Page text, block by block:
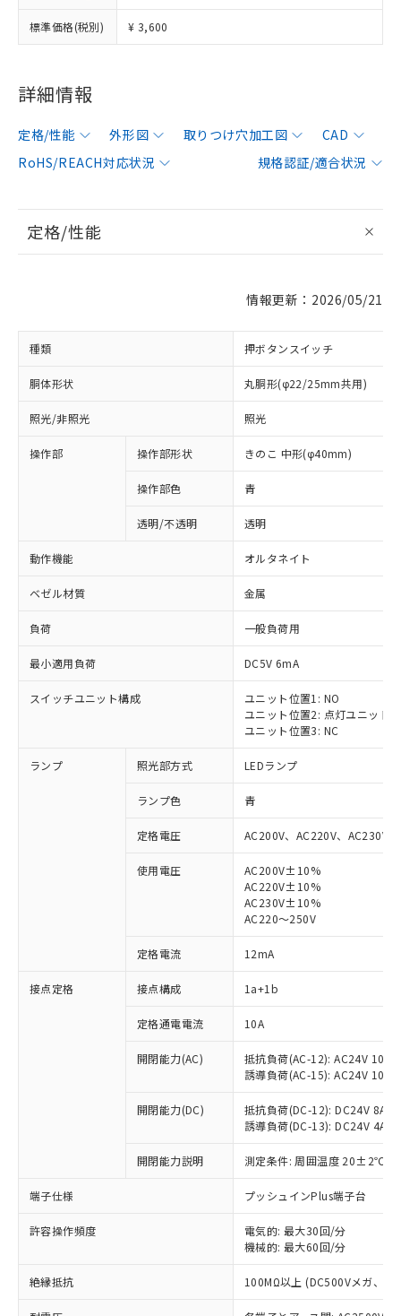
標準価格(税別) ¥ 3,600
詳細情報
定格/性能 外形図 取りつけ穴加工図
CAD
RoHS/REACH対応状況
規格認証/適合状況
定格/性能
情報更新：2026/05/21
種類 押ボタンスイッチ
胴体形状 丸胴形(φ22/25mm共用)
照光/非照光 照光
操作部 操作部形状 きのこ 中形(φ40mm)
操作部色 青
透明/不透明 透明
動作機能 オルタネイト
ベゼル材質 金属
負荷 一般負荷用
最小適用負荷 DC5V 6mA
スイッチユニット構成
ユニット位置1: NO
ユニット位置2: 点灯ユニット
ユニット位置3: NC
ランプ 照光部方式 LEDランプ
ランプ色 青
定格電圧 AC200V、AC220V、AC230V
使用電圧
AC200V±10%
AC220V±10%
AC230V±10%
AC220～250V
定格電流 12mA
接点定格 接点構成 1a+1b
定格通電電流 10A
開閉能力(AC)
抵抗負荷(AC-12): AC24V 10A/
誘導負荷(AC-15): AC24V
開閉能力(DC)
抵抗負荷(DC-12): DC24V 8A/
誘導負荷(DC-13): DC24V 4A/
開閉能力説明 測定条件: 周囲温度 20±2℃、
端子仕様 プッシュインPlus端子台
許容操作頻度
電気的: 最大30回/分
機械的: 最大60回/分
絶縁抵抗 100MΩ以上 (DC500Vメガ、点
ご利用条件
以下の条件をお読みいただき、同意のうえ
ご利用ください。
本サービスは、当社制御機器事業取扱
商品の当社在庫状況および標準価格
(税抜)を提供させていただくもので
当社制御機器事業取扱商品の中には、
本サービスの対象外となる商品もある
※1 対応状況
対応済み：EU RoHS指令（10物質）の
非含有に対応した製品が提供可能な商品で
対応予定：EU RoHS指令（10物質）の非含
有に対応した製品に切り替える予定のある
対応予定なし：EU RoHS指令（10物質）の
非含有に非対応の商品で、対応品を出す予
調査・確認中：EU RoHS指令（10物質）の
非含有の対応状況を調査中または確認中の
商品です。
非該当品：ライセンス料など無形物で、有
害物質有無と関係のない商品です。
仕入先様の事情により、非含有部品として
いたものが、含有品と判明した場合などや
「○」：最大均質材料含有率が中国RoHSの
基準値以下であることを示します。
「×」：最大均質材料含有率が中国RoHSの
基準値を超えていることを示します。
当社は、これら貴社製品のうち、外国